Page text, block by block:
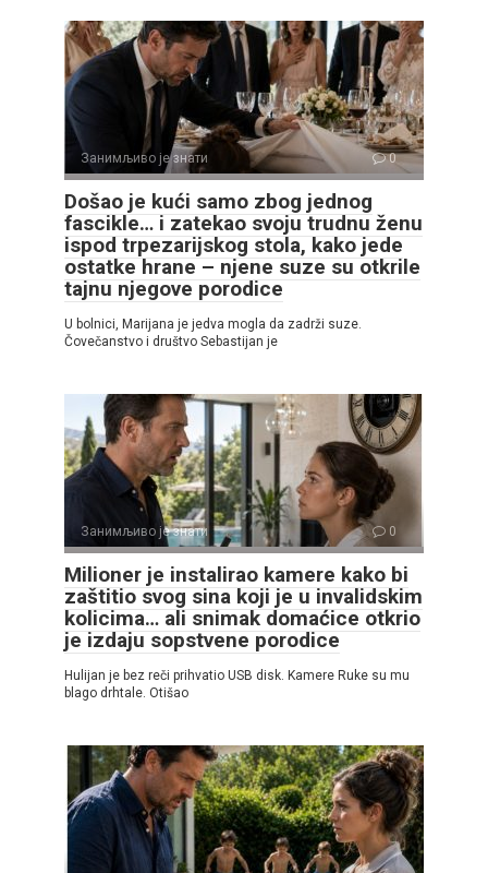
Занимљиво је знати 0
Došao je kući samo zbog jednog
fascikle… i zatekao svoju trudnu ženu
ispod trpezarijskog stola, kako jede
ostatke hrane – njene suze su otkrile
tajnu njegove porodice
U bolnici, Marijana je jedva mogla da zadrži suze.
Čovečanstvo i društvo Sebastijan je
Занимљиво је знати 0
Milioner je instalirao kamere kako bi
zaštitio svog sina koji je u invalidskim
kolicima… ali snimak domaćice otkrio
je izdaju sopstvene porodice
Hulijan je bez reči prihvatio USB disk. Kamere Ruke su mu
blago drhtale. Otišao